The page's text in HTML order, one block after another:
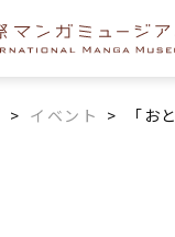
> イベント > 「お